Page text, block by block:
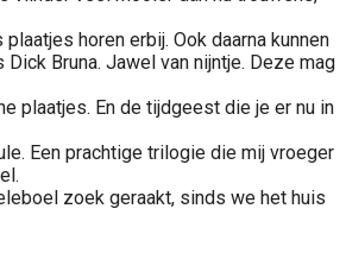
horen erbij. Ook daarna kunnen
Bruna. Jawel van nijntje. Deze mag
plaatjes. En de tijdgeest die je er nu in
Een prachtige trilogie die mij vroeger
zoek geraakt, sinds we het huis